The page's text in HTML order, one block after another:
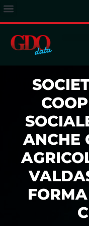
ANCHE